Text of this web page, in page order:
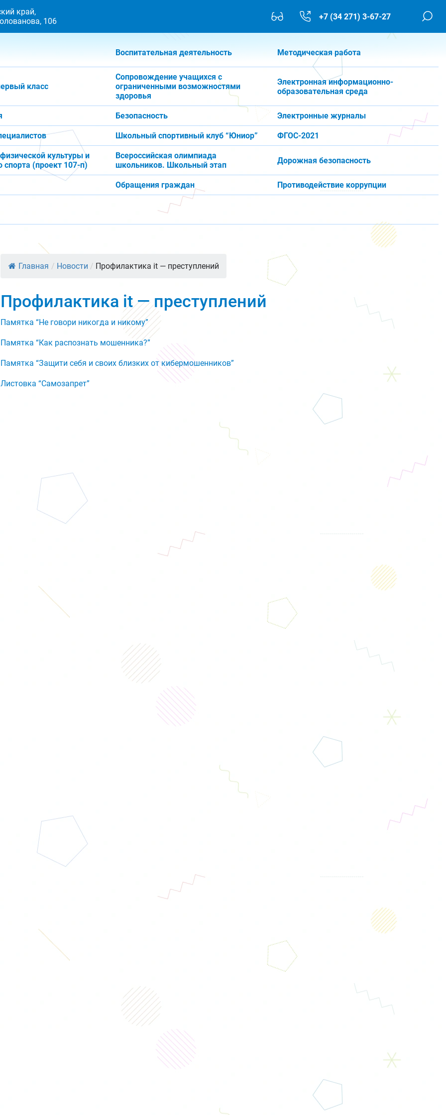
край,
106
+7 (34 271) 3-67-27
Воспитательная деятельность Методическая работа
класс
Сопровождение учащихся с
ограниченными возможностями
здоровья
Электронная информационно-
образовательная среда
Безопасность Электронные журналы
Школьный спортивный клуб “Юниор” ФГОС-2021
культуры и
спорта (проект 107-п)
Всероссийская олимпиада
школьников. Школьный этап
Дорожная безопасность
Обращения граждан Противодействие коррупции
Главная / Новости / Профилактика it — преступлений
Профилактика it — преступлений
Памятка “Не говори никогда и никому”
Памятка “Как распознать мошенника?”
Памятка “Защити себя и своих близких от кибермошенников”
Листовка “Самозапрет”